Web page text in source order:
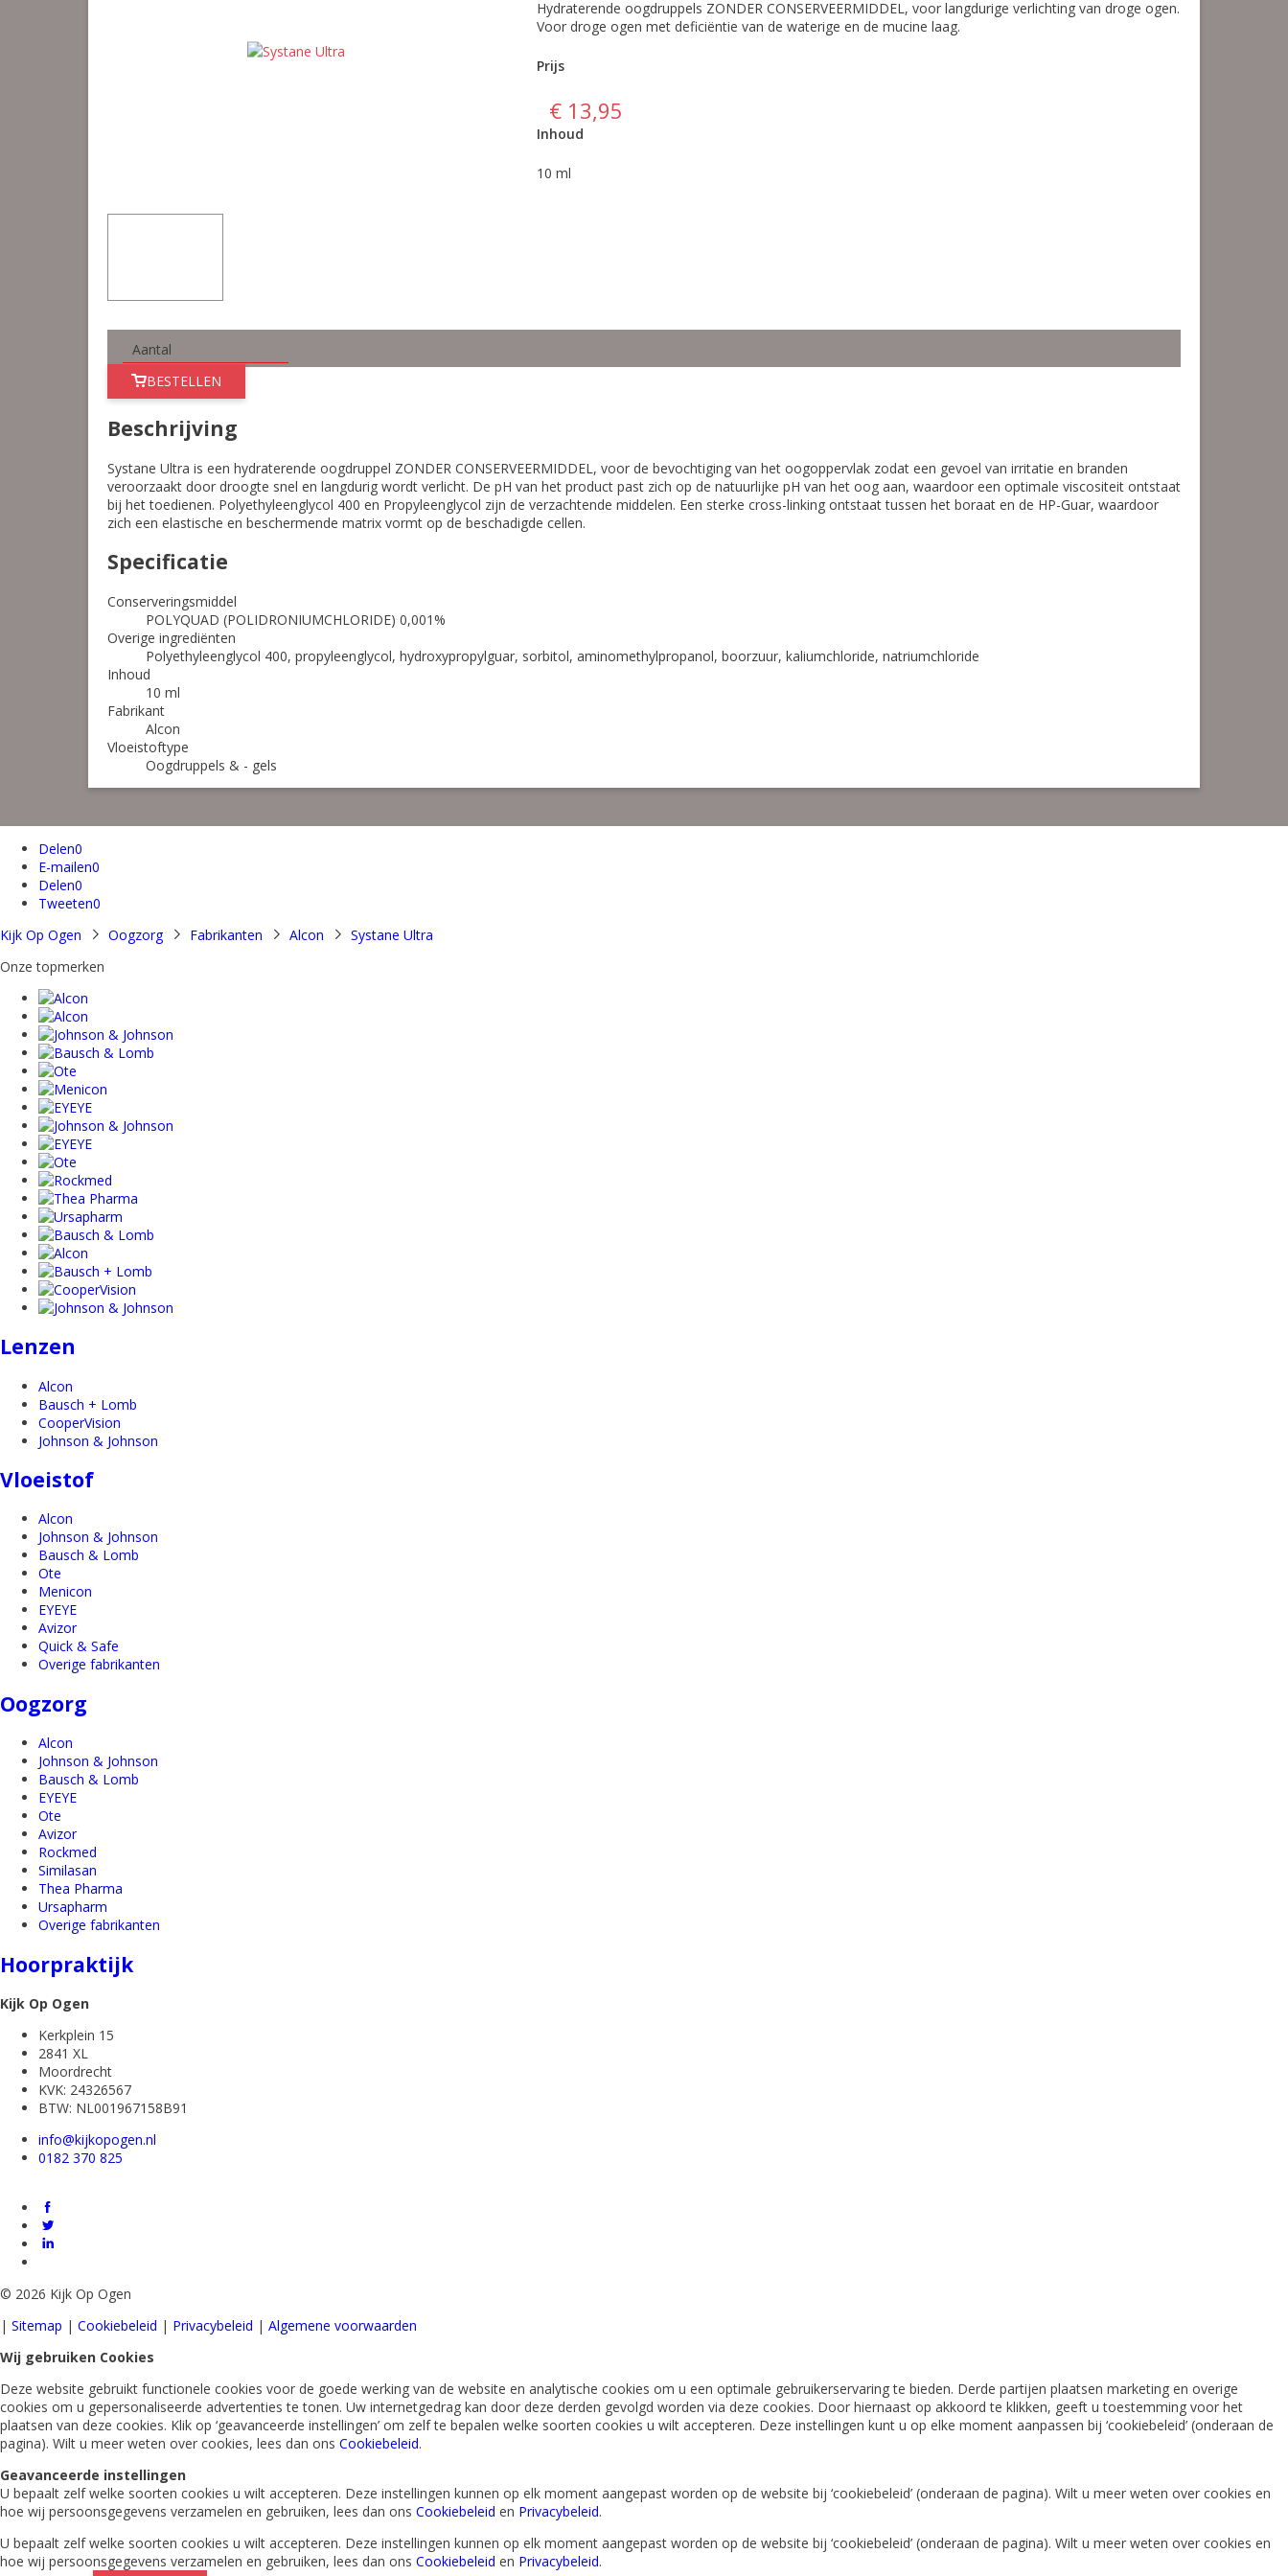
Hydraterende oogdruppels ZONDER CONSERVEERMIDDEL, voor langdurige verlichting van droge ogen.
Voor droge ogen met deficiëntie van de waterige en de mucine laag.
Prijs
€ 13,95
Inhoud
10 ml
BESTELLEN
Beschrijving
Systane Ultra is een hydraterende oogdruppel ZONDER CONSERVEERMIDDEL, voor de bevochtiging van het oogoppervlak zodat een gevoel van irritatie en branden
veroorzaakt door droogte snel en langdurig wordt verlicht. De pH van het product past zich op de natuurlijke pH van het oog aan, waardoor een optimale viscositeit ontstaat
bij het toedienen. Polyethyleenglycol 400 en Propyleenglycol zijn de verzachtende middelen. Een sterke cross-linking ontstaat tussen het boraat en de HP-Guar, waardoor
zich een elastische en beschermende matrix vormt op de beschadigde cellen.
Specificatie
Conserveringsmiddel
POLYQUAD (POLIDRONIUMCHLORIDE) 0,001%
Overige ingrediënten
Polyethyleenglycol 400, propyleenglycol, hydroxypropylguar, sorbitol, aminomethylpropanol, boorzuur, kaliumchloride, natriumchloride
Inhoud
10 ml
Fabrikant
Alcon
Vloeistoftype
Oogdruppels & - gels
Delen0
E-mailen0
Delen0
Tweeten0
Kijk Op Ogen
Oogzorg Fabrikanten Alcon
Systane Ultra
Onze topmerken
Lenzen
Alcon
Bausch + Lomb
CooperVision
Johnson & Johnson
Vloeistof
Alcon
Johnson & Johnson
Bausch & Lomb
Ote
Menicon
EYEYE
Avizor
Quick & Safe
Overige fabrikanten
Oogzorg
Alcon
Johnson & Johnson
Bausch & Lomb
EYEYE
Ote
Avizor
Rockmed
Similasan
Thea Pharma
Ursapharm
Overige fabrikanten
Hoorpraktijk
Kijk Op Ogen
Kerkplein 15
2841 XL
Moordrecht
KVK: 24326567
BTW: NL001967158B91
info@kijkopogen.nl
0182 370 825
© 2026 Kijk Op Ogen
| Sitemap | Cookiebeleid | Privacybeleid | Algemene voorwaarden
Wij gebruiken Cookies
Deze website gebruikt functionele cookies voor de goede werking van de website en analytische cookies om u een optimale gebruikerservaring te bieden. Derde partijen plaatsen marketing en overige
cookies om u gepersonaliseerde advertenties te tonen. Uw internetgedrag kan door deze derden gevolgd worden via deze cookies. Door hiernaast op akkoord te klikken, geeft u toestemming voor het
plaatsen van deze cookies. Klik op ‘geavanceerde instellingen’ om zelf te bepalen welke soorten cookies u wilt accepteren. Deze instellingen kunt u op elke moment aanpassen bij ‘cookiebeleid’ (onderaan de
pagina). Wilt u meer weten over cookies, lees dan ons Cookiebeleid.
Geavanceerde instellingen
U bepaalt zelf welke soorten cookies u wilt accepteren. Deze instellingen kunnen op elk moment aangepast worden op de website bij ‘cookiebeleid’ (onderaan de pagina). Wilt u meer weten over cookies en
hoe wij persoonsgegevens verzamelen en gebruiken, lees dan ons Cookiebeleid en Privacybeleid.
U bepaalt zelf welke soorten cookies u wilt accepteren. Deze instellingen kunnen op elk moment aangepast worden op de website bij ‘cookiebeleid’ (onderaan de pagina). Wilt u meer weten over cookies en
hoe wij persoonsgegevens verzamelen en gebruiken, lees dan ons Cookiebeleid en Privacybeleid.